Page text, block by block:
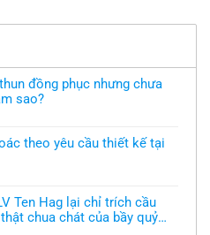
đồng phục nhưng chưa
sao?
theo yêu cầu thiết kế tại
Ten Hag lại chỉ trích cầu
chua chát của bầy quỷ